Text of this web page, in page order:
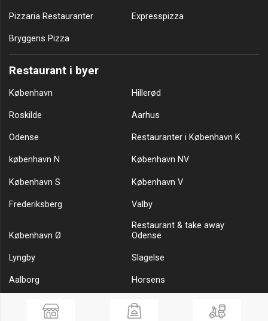
Pizzaria Restauranter Expresspizza
Bryggens Pizza
Restaurant i byer
København Hillerød
Roskilde Aarhus
Odense Restauranter i København K
københavn N København NV
København S København V
Frederiksberg Valby
København Ø
Restaurant & take away
Odense
Lyngby Slagelse
Aalborg Horsens
Charlottenlund Holbæk